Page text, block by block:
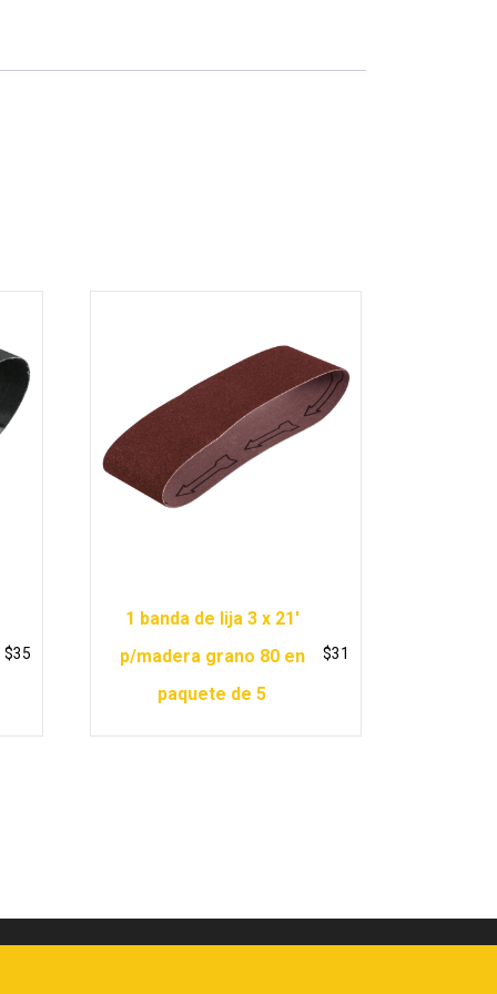
$35
1 banda de lija 3 x 21′
p/madera grano 80 en
paquete de 5
$31